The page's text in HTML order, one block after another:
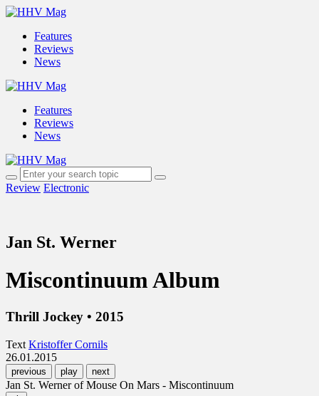
Features
Reviews
News
Features
Reviews
News
Review Electronic
Jan St. Werner
Miscontinuum Album
Thrill Jockey • 2015
Text Kristoffer Cornils
26.01.2015
previous play next
Jan St. Werner of Mouse On Mars - Miscontinuum